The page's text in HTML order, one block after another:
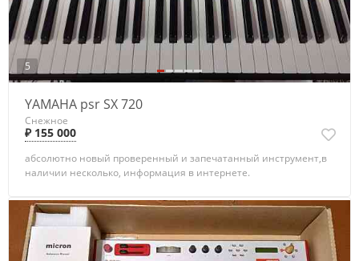
5
YAMAHA psr SX 720
Снежное
₽ 155 000
абсолютно новый проверенный и запечатанный инструмент,в
наличии несколько, информация в интернете.